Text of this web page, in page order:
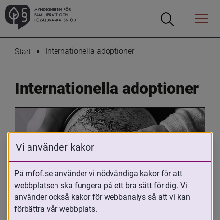
Öppna
Öppna
Menyn
Start Internationella adoptioner
Internationella adoptioner
Oavsett om du är adopterad,
adoptivförälder eller arbetar med
Vi använder kakor
På mfof.se använder vi nödvändiga kakor för att
webbplatsen ska fungera på ett bra sätt för dig. Vi
använder också kakor för webbanalys så att vi kan
förbättra vår webbplats.